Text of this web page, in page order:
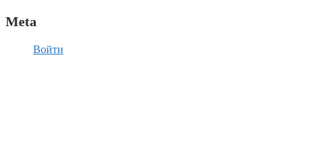
Meta
Войти